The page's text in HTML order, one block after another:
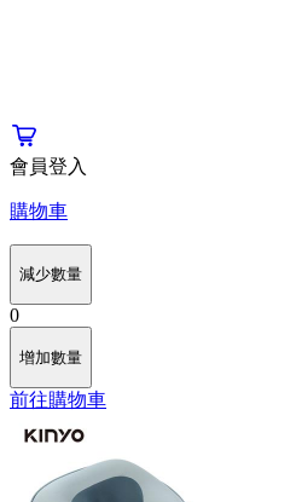
會員登入
購物車
減少數量
0
增加數量
前往購物車